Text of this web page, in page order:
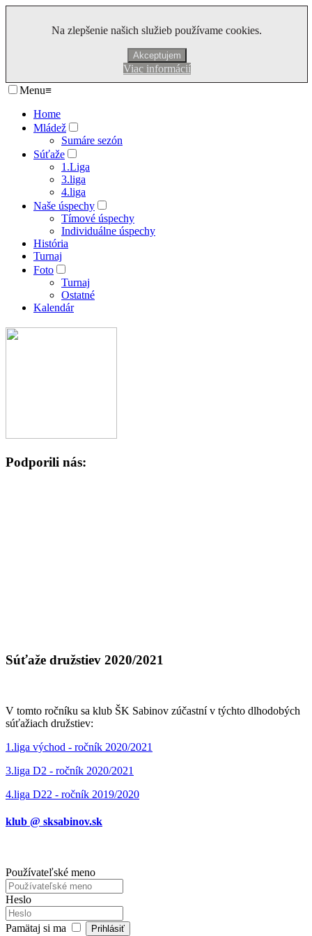
Na zlepšenie našich služieb používame cookies.
Akceptujem
Viac informácií
Menu≡
Home
Mládež
Sumáre sezón
Súťaže
1.Liga
3.liga
4.liga
Naše úspechy
Tímové úspechy
Individuálne úspechy
História
Turnaj
Foto
Turnaj
Ostatné
Kalendár
Podporili nás:
Súťaže družstiev 2020/2021
V tomto ročníku sa klub ŠK Sabinov zúčastní v týchto dlhodobých
súťažiach družstiev:
1.liga východ - ročník 2020/2021
3.liga D2 - ročník 2020/2021
4.liga D22 - ročník 2019/2020
klub @ sksabinov.sk
Používateľské meno
Heslo
Pamätaj si ma Prihlásiť